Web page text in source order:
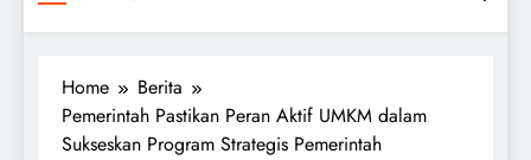
Home
Berita
Pemerintah Pastikan Peran Aktif UMKM dalam
Sukseskan Program Strategis Pemerintah